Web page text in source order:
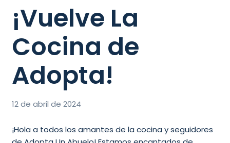
¡Vuelve La
Cocina de
Adopta!
12 de abril de 2024
¡Hola a todos los amantes de la cocina y seguidores